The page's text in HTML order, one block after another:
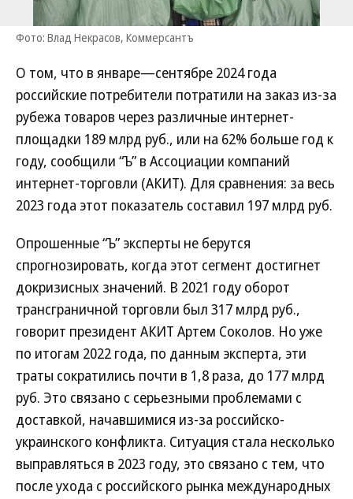
Фото: Влад Некрасов, Коммерсантъ
О том, что в январе—сентябре 2024 года
российские потребители потратили на заказ из-за
рубежа товаров через различные интернет-
площадки 189 млрд руб., или на 62% больше год к
году, сообщили “Ъ” в Ассоциации компаний
интернет-торговли (АКИТ). Для сравнения: за весь
2023 года этот показатель составил 197 млрд руб.
Опрошенные “Ъ” эксперты не берутся
спрогнозировать, когда этот сегмент достигнет
докризисных значений. В 2021 году оборот
трансграничной торговли был 317 млрд руб.,
говорит президент АКИТ Артем Соколов. Но уже
по итогам 2022 года, по данным эксперта, эти
траты сократились почти в 1,8 раза, до 177 млрд
руб. Это связано с серьезными проблемами с
доставкой, начавшимися из-за российско-
украинского конфликта. Ситуация стала несколько
выправляться в 2023 году, это связано с тем, что
после ухода с российского рынка международных